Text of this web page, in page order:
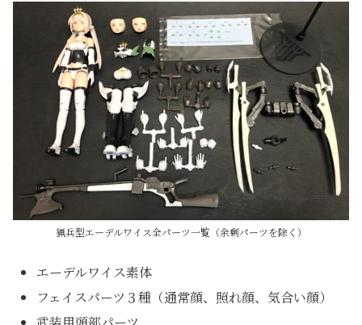
猟兵型エーデルワイス全パーツ一覧（余剰パーツを除く）
エーデルワイス素体
フェイスパーツ３種（通常顔、照れ顔、気合い顔）